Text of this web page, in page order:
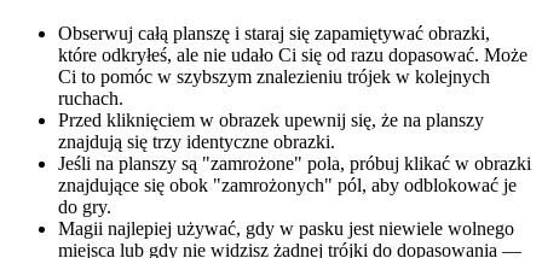
Obserwuj całą planszę i staraj się zapamiętywać obrazki,
które odkryłeś, ale nie udało Ci się od razu dopasować. Może
Ci to pomóc w szybszym znalezieniu trójek w kolejnych
ruchach.
Przed kliknięciem w obrazek upewnij się, że na planszy
znajdują się trzy identyczne obrazki.
Jeśli na planszy są "zamrożone" pola, próbuj klikać w obrazki
znajdujące się obok "zamrożonych" pól, aby odblokować je
do gry.
Magii najlepiej używać, gdy w pasku jest niewiele wolnego
miejsca lub gdy nie widzisz żadnej trójki do dopasowania —